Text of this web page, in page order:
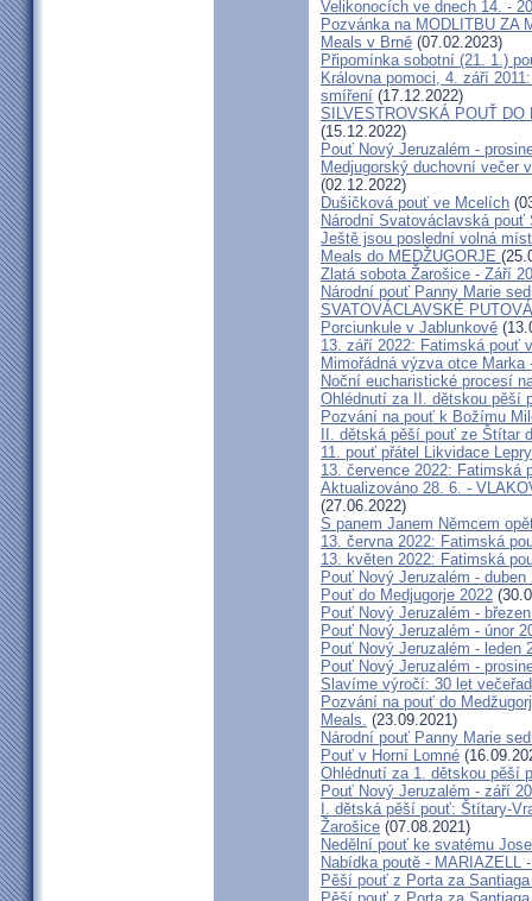
Velikonocích ve dnech 14. -
Pozvánka na MODLITBU ZA
Meals v Brně (07.02.2023)
Připomínka sobotní (21. 1.)
Královna pomoci, 4. září
smíření (17.12.2022)
SILVESTROVSKÁ POUŤ DO
(15.12.2022)
Pouť Nový Jeruzalém -
Medjugorský duchovní večer
(02.12.2022)
Dušičková pouť ve Mcelích
Národní Svatováclavská pouť
Ještě jsou poslední volná
Meals do MEDŽUGORJE
Zlatá sobota Žarošice - Září
Národní pouť Panny Marie
SVATOVÁCLAVSKÉ
Porciunkule v Jablunkově
13. září 2022: Fatimská pouť
Mimořádná výzva otce
Noční eucharistické procesí
Ohlédnutí za II. dětskou pěší
Pozvání na pouť k Božímu
II. dětská pěší pouť ze Štítar
11. pouť přátel Likvidace Lepry
13. července 2022: Fatimská
Aktualizováno 28. 6. -
(27.06.2022)
S panem Janem Němcem
13. června 2022: Fatimská
13. květen 2022: Fatimská
Pouť Nový Jeruzalém - duben
Pouť do Medjugorje 2022
Pouť Nový Jeruzalém -
Pouť Nový Jeruzalém - únor
Pouť Nový Jeruzalém - leden
Pouť Nový Jeruzalém -
Slavíme výročí: 30 let
Pozvání na pouť do
Meals. (23.09.2021)
Národní pouť Panny Marie
Pouť v Horní Lomné
Ohlédnutí za 1. dětskou pěší
Pouť Nový Jeruzalém - září
I. dětská pěší pouť: Štítary-
Žarošice (07.08.2021)
Nedělní pouť ke svatému
Nabídka poutě - MARIAZELL
Pěší pouť z Porta za